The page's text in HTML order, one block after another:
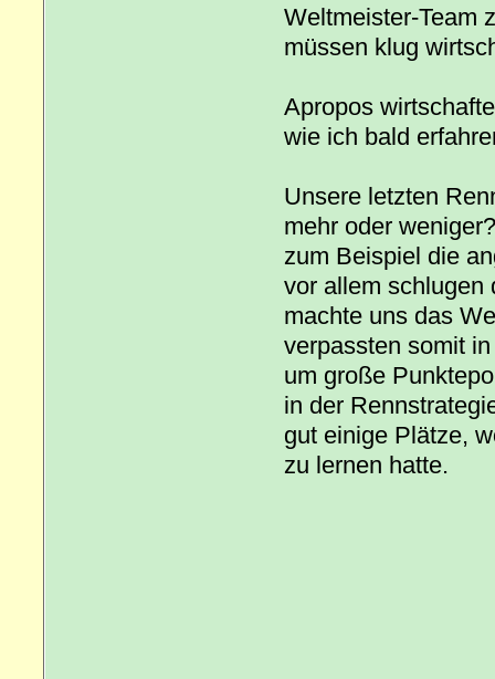
Weltmeister-Team
müssen klug
Apropos
wie ich bald
Unsere letzten
mehr oder
zum Beispiel die
vor allem schlugen
machte uns das
verpassten somit
um große
in der
gut einige Plätze,
zu lernen hatte.